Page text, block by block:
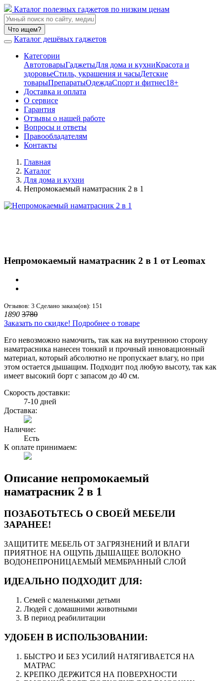
Каталог полезных гаджетов по низким ценам
Что ищем?
Каталог дешёвых гаджетов
Категории
АвтотоварыГаджетыДля дома и кухниКрасота и
здоровьеСтиль, украшения и часыДетские
товарыПрепаратыОдеждаСпорт и фитнес18+
Доставка и оплата
О сервисе
Гарантия
Отзывы о нашей работе
Вопросы и ответы
Правообладателям
Контакты
Главная
Каталог
Для дома и кухни
Непромокаемый наматрасник 2 в 1
Непромокаемый наматрасник 2 в 1 от Leomax
Отзывов: 3 Сделано заказа(ов): 151
1890 3780
Заказать по скидке! Подробнее о товаре
Его невозможно намочить, так как на внутреннюю сторону
наматрасника нанесен тонкий и прочный инновационный
материал, который абсолютно не пропускает влагу, но при
этом остается дышащим. Подходит под любую высоту, так как
имеет высокий борт с запасом до 40 см.
Скорость доставки:
7-10 дней
Доставка:
Наличие:
Есть
К оплате принимаем:
Описание непромокаемый
наматрасник 2 в 1
ПОЗАБОТЬТЕСЬ О СВОЕЙ МЕБЕЛИ
ЗАРАНЕЕ!
ЗАЩИТИТЕ МЕБЕЛЬ ОТ ЗАГРЯЗНЕНИЙ И ВЛАГИ
ПРИЯТНОЕ НА ОЩУПЬ ДЫШАЩЕЕ ВОЛОКНО
ВОДОНЕПРОНИЦАЕМЫЙ МЕМБРАННЫЙ СЛОЙ
ИДЕАЛЬНО ПОДХОДИТ ДЛЯ:
Семей с маленькими детьми
Людей с домашними животными
В период реабилитации
УДОБЕН В ИСПОЛЬЗОВАНИИ:
БЫСТРО И БЕЗ УСИЛИЙ НАТЯГИВАЕТСЯ НА
МАТРАС
КРЕПКО ДЕРЖИТСЯ НА ПОВЕРХНОСТИ